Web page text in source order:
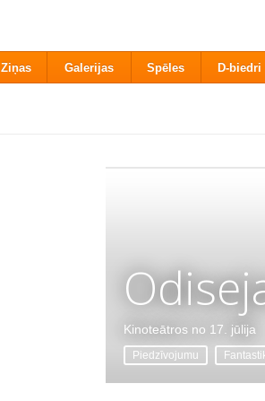
Ziņas Galerijas Spēles D-biedri
Kinoteātros no 17. jūlija
Piedzīvojumu